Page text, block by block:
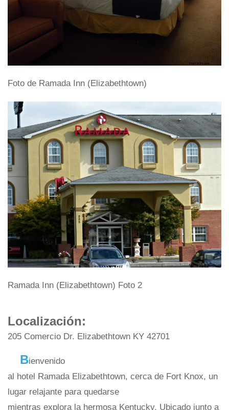
Foto de Ramada Inn (Elizabethtown)
Ramada Inn (Elizabethtown) Foto 2
Localización:
205 Comercio Dr. Elizabethtown KY 42701
Bienvenido
al hotel Ramada Elizabethtown, cerca de Fort Knox, un
lugar relajante para quedarse
mientras explora la hermosa Kentucky. Ubicado junto a